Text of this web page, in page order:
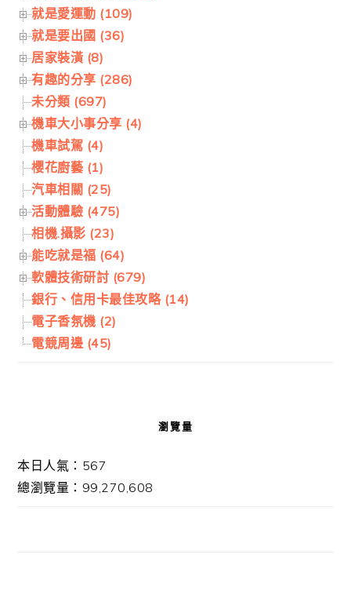
就是愛運動 (109)
就是要出國 (36)
居家裝潢 (8)
有趣的分享 (286)
未分類 (697)
機車大小事分享 (4)
機車試駕 (4)
櫻花廚藝 (1)
汽車相關 (25)
活動體驗 (475)
相機.攝影 (23)
能吃就是福 (64)
軟體技術研討 (679)
銀行、信用卡最佳攻略 (14)
電子香氛機 (2)
電競周邊 (45)
瀏覽量
本日人氣：567
總瀏覽量：99,270,608